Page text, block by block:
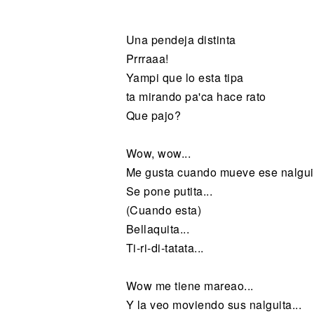
Una pendeja distinta
Prrraaa!
Yampi que lo esta tipa
ta mirando pa'ca hace rato
Que pajo?
Wow, wow...
Me gusta cuando mueve ese
Se pone putita...
(Cuando esta)
Bellaquita...
Ti-ri-di-tatata...
Wow me tiene mareao...
Y la veo moviendo sus nalguita...